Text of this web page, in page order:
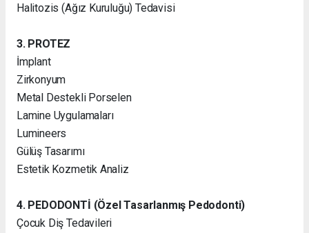
Halitozis (Ağız Kuruluğu) Tedavisi
3. PROTEZ
İmplant
Zirkonyum
Metal Destekli Porselen
Lamine Uygulamaları
Lumineers
Gülüş Tasarımı
Estetik Kozmetik Analiz
4. PEDODONTİ (Özel Tasarlanmış Pedodonti)
Çocuk Diş Tedavileri